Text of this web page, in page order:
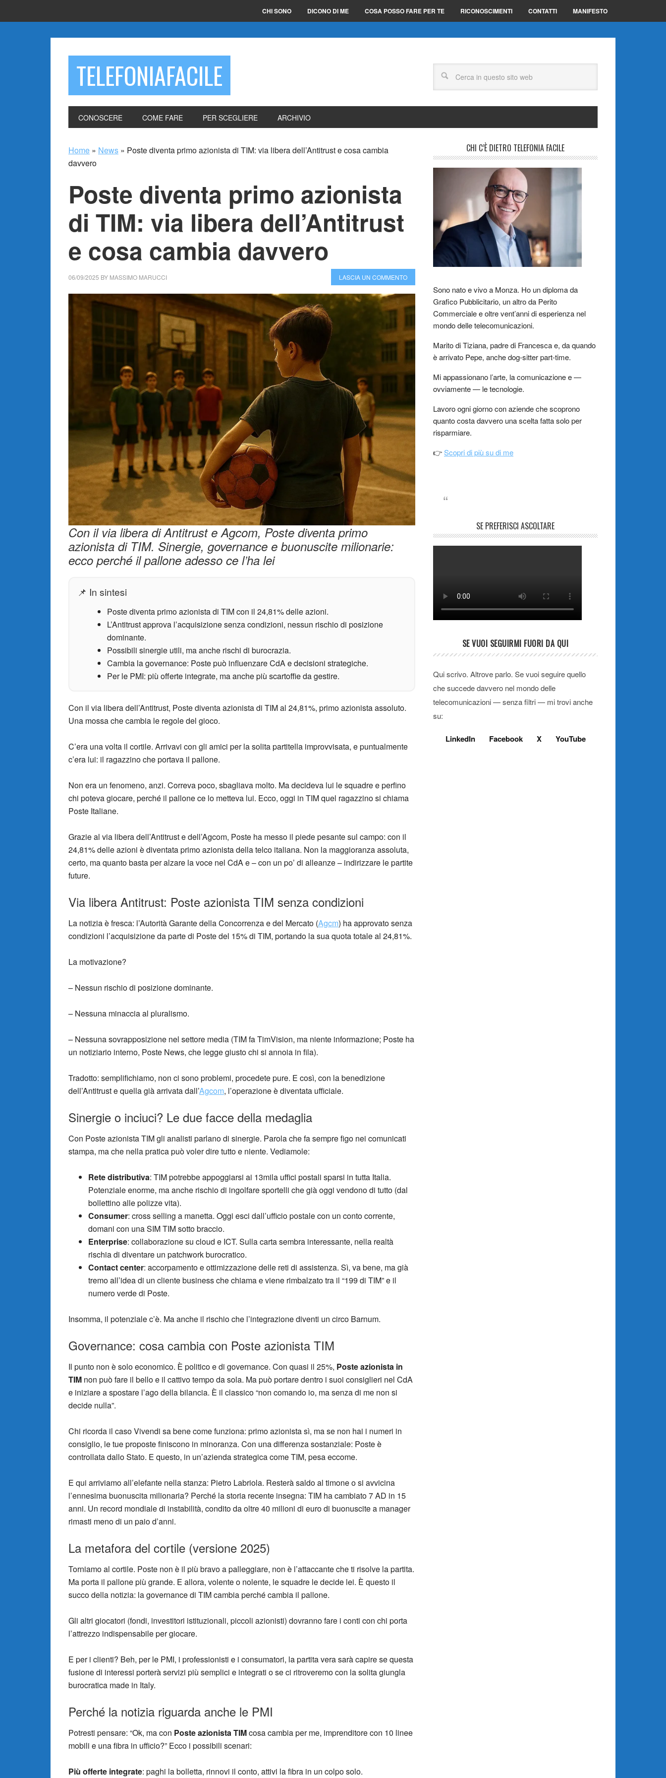
CHI SONO DICONO DI ME COSA POSSO FARE PER TE RICONOSCIMENTI CONTATTI MANIFESTO
TELEFONIAFACILE
CONOSCERE COME FARE PER SCEGLIERE ARCHIVIO
Home » News » Poste diventa primo azionista di TIM: via libera dell’Antitrust e cosa cambia
davvero
Poste diventa primo azionista
di TIM: via libera dell’Antitrust
e cosa cambia davvero
06/09/2025 BY MASSIMO MARUCCI LASCIA UN COMMENTO
Con il via libera di Antitrust e Agcom, Poste diventa primo
azionista di TIM. Sinergie, governance e buonuscite milionarie:
ecco perché il pallone adesso ce l’ha lei
📌 In sintesi
Poste diventa primo azionista di TIM con il 24,81% delle azioni.
L’Antitrust approva l’acquisizione senza condizioni, nessun rischio di posizione
dominante.
Possibili sinergie utili, ma anche rischi di burocrazia.
Cambia la governance: Poste può influenzare CdA e decisioni strategiche.
Per le PMI: più offerte integrate, ma anche più scartoffie da gestire.
Con il via libera dell’Antitrust, Poste diventa azionista di TIM al 24,81%, primo azionista assoluto.
Una mossa che cambia le regole del gioco.
C’era una volta il cortile. Arrivavi con gli amici per la solita partitella improvvisata, e puntualmente
c’era lui: il ragazzino che portava il pallone.
Non era un fenomeno, anzi. Correva poco, sbagliava molto. Ma decideva lui le squadre e perfino
chi poteva giocare, perché il pallone ce lo metteva lui. Ecco, oggi in TIM quel ragazzino si chiama
Poste Italiane.
Grazie al via libera dell’Antitrust e dell’Agcom, Poste ha messo il piede pesante sul campo: con il
24,81% delle azioni è diventata primo azionista della telco italiana. Non la maggioranza assoluta,
certo, ma quanto basta per alzare la voce nel CdA e – con un po’ di alleanze – indirizzare le partite
future.
Via libera Antitrust: Poste azionista TIM senza condizioni
La notizia è fresca: l’Autorità Garante della Concorrenza e del Mercato (Agcm) ha approvato senza
condizioni l’acquisizione da parte di Poste del 15% di TIM, portando la sua quota totale al 24,81%.
La motivazione?
– Nessun rischio di posizione dominante.
– Nessuna minaccia al pluralismo.
– Nessuna sovrapposizione nel settore media (TIM fa TimVision, ma niente informazione; Poste ha
un notiziario interno, Poste News, che legge giusto chi si annoia in fila).
Tradotto: semplifichiamo, non ci sono problemi, procedete pure. E così, con la benedizione
dell’Antitrust e quella già arrivata dall’Agcom, l’operazione è diventata ufficiale.
Sinergie o inciuci? Le due facce della medaglia
Con Poste azionista TIM gli analisti parlano di sinergie. Parola che fa sempre figo nei comunicati
stampa, ma che nella pratica può voler dire tutto e niente. Vediamole:
Rete distributiva: TIM potrebbe appoggiarsi ai 13mila uffici postali sparsi in tutta Italia.
Potenziale enorme, ma anche rischio di ingolfare sportelli che già oggi vendono di tutto (dal
bollettino alle polizze vita).
Consumer: cross selling a manetta. Oggi esci dall’ufficio postale con un conto corrente,
domani con una SIM TIM sotto braccio.
Enterprise: collaborazione su cloud e ICT. Sulla carta sembra interessante, nella realtà
rischia di diventare un patchwork burocratico.
Contact center: accorpamento e ottimizzazione delle reti di assistenza. Sì, va bene, ma già
tremo all’idea di un cliente business che chiama e viene rimbalzato tra il “199 di TIM” e il
numero verde di Poste.
Insomma, il potenziale c’è. Ma anche il rischio che l’integrazione diventi un circo Barnum.
Governance: cosa cambia con Poste azionista TIM
Il punto non è solo economico. È politico e di governance. Con quasi il 25%, Poste azionista in
TIM non può fare il bello e il cattivo tempo da sola. Ma può portare dentro i suoi consiglieri nel CdA
e iniziare a spostare l’ago della bilancia. È il classico “non comando io, ma senza di me non si
decide nulla”.
Chi ricorda il caso Vivendi sa bene come funziona: primo azionista sì, ma se non hai i numeri in
consiglio, le tue proposte finiscono in minoranza. Con una differenza sostanziale: Poste è
controllata dallo Stato. E questo, in un’azienda strategica come TIM, pesa eccome.
E qui arriviamo all’elefante nella stanza: Pietro Labriola. Resterà saldo al timone o si avvicina
l’ennesima buonuscita milionaria? Perché la storia recente insegna: TIM ha cambiato 7 AD in 15
anni. Un record mondiale di instabilità, condito da oltre 40 milioni di euro di buonuscite a manager
rimasti meno di un paio d’anni.
La metafora del cortile (versione 2025)
Torniamo al cortile. Poste non è il più bravo a palleggiare, non è l’attaccante che ti risolve la partita.
Ma porta il pallone più grande. E allora, volente o nolente, le squadre le decide lei. È questo il
succo della notizia: la governance di TIM cambia perché cambia il pallone.
Gli altri giocatori (fondi, investitori istituzionali, piccoli azionisti) dovranno fare i conti con chi porta
l’attrezzo indispensabile per giocare.
E per i clienti? Beh, per le PMI, i professionisti e i consumatori, la partita vera sarà capire se questa
fusione di interessi porterà servizi più semplici e integrati o se ci ritroveremo con la solita giungla
burocratica made in Italy.
Perché la notizia riguarda anche le PMI
Potresti pensare: “Ok, ma con Poste azionista TIMcosa cambia per me, imprenditore con 10 linee
mobili e una fibra in ufficio?” Ecco i possibili scenari:
Più offerte integrate: paghi la bolletta, rinnovi il conto, attivi la fibra in un colpo solo.
CHI C’È DIETRO TELEFONIA FACILE
Sono nato e vivo a Monza. Ho un diploma da
Grafico Pubblicitario, un altro da Perito
Commerciale e oltre vent’anni di esperienza nel
mondo delle telecomunicazioni.
Marito di Tiziana, padre di Francesca e, da quando
è arrivato Pepe, anche dog-sitter part-time.
Mi appassionano l’arte, la comunicazione e —
ovviamente — le tecnologie.
Lavoro ogni giorno con aziende che scoprono
quanto costa davvero una scelta fatta solo per
risparmiare.
👉Scopri di più su di me
SE PREFERISCI ASCOLTARE
SE VUOI SEGUIRMI FUORI DA QUI
Qui scrivo. Altrove parlo. Se vuoi seguire quello
che succede davvero nel mondo delle
telecomunicazioni — senza filtri — mi trovi anche
su:
LinkedIn Facebook X YouTube